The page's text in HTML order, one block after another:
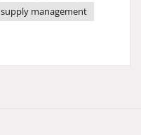
supply management